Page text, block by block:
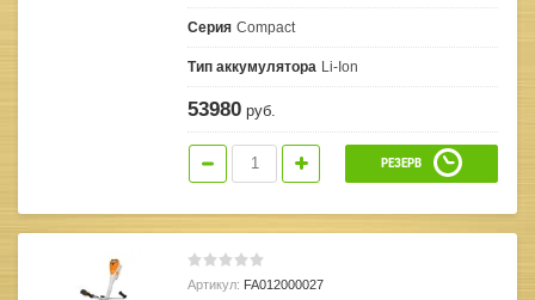
Серия Compact
Тип аккумулятора Li-Ion
53980 руб.
РЕЗЕРВ
Артикул: FA012000027